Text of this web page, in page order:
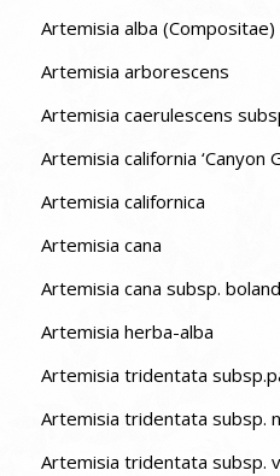
Artemisia alba (Compositae)
Artemisia arborescens
Artemisia caerulescens
Artemisia california ‘Canyon
Artemisia californica
Artemisia cana
Artemisia cana subsp.
Artemisia herba-alba
Artemisia tridentata
Artemisia tridentata subsp.
Artemisia tridentata subsp.